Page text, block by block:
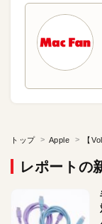
トップ Apple
レポートの